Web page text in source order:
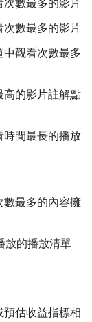
次數最多的影片
次數最多的影片
中觀看次數最多
高的影片註解點
時間最長的播放
數最多的內容擁
放的播放清單
估收益指標相